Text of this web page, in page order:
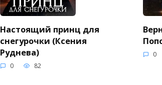
Настоящий принц для
снегурочки (Ксения
Руднева)
0 82
0